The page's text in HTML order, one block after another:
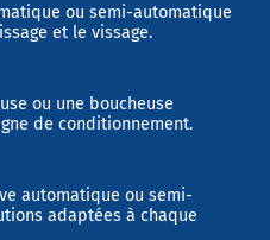
ou semi-automatique
et le vissage.
ou une boucheuse
de conditionnement.
automatique ou semi-
adaptées à chaque